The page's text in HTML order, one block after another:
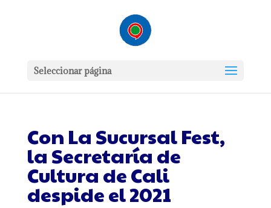
Seleccionar página
Con La Sucursal Fest,
la Secretaría de
Cultura de Cali
despide el 2021